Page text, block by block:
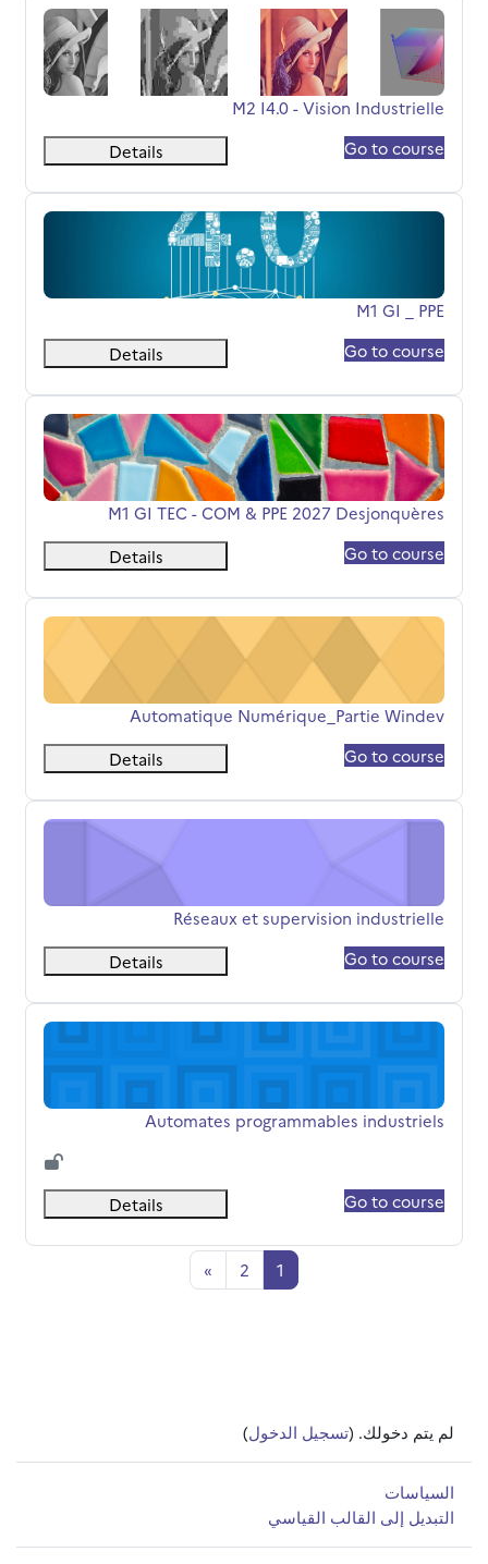
M2 I4.0 - Vision Industrielle
اسم المقرر
M2 I4.0 - Vision Industrielle
Go to course
Details
M1 GI _ PPE
اسم المقرر
M1 GI _ PPE
Go to course
Details
M1 GI TEC - COM &amp; PPE 2027 Desjonquères
اسم المقرر
M1 GI TEC - COM & PPE 2027 Desjonquères
Go to course
Details
Automatique Numérique_Partie Windev
اسم المقرر
Automatique Numérique_Partie Windev
Go to course
Details
Réseaux et supervision industrielle
اسم المقرر
Réseaux et supervision industrielle
Go to course
Details
Automates programmables industriels
اسم المقرر
Automates programmables industriels
Go to course
Details
1صفحة 1
2 صفحة 2
»
لم يتم دخولك. (تسجيل الدخول)
السياسات
التبديل إلى القالب القياسي